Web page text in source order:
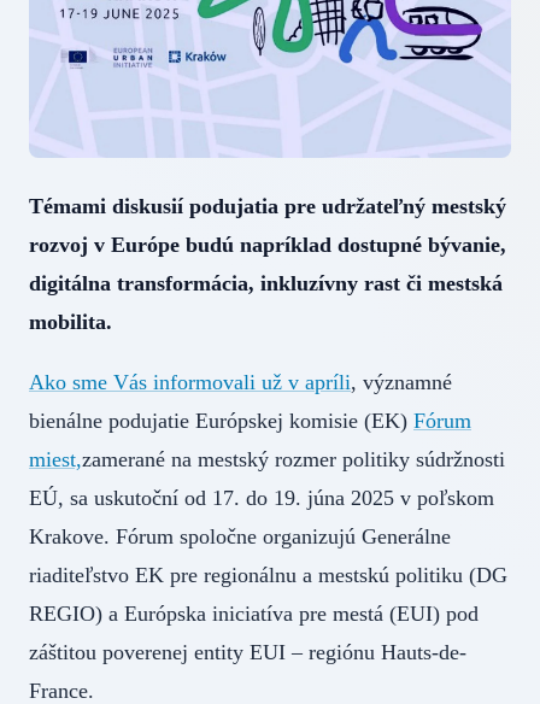
Témami diskusií podujatia pre udržateľný mestský
rozvoj v Európe budú napríklad dostupné bývanie,
digitálna transformácia, inkluzívny rast či mestská
mobilita.
Ako sme Vás informovali už v apríli, významné
bienálne podujatie Európskej komisie (EK) Fórum
miest,zamerané na mestský rozmer politiky súdržnosti
EÚ, sa uskutoční od 17. do 19. júna 2025 v poľskom
Krakove. Fórum spoločne organizujú Generálne
riaditeľstvo EK pre regionálnu a mestskú politiku (DG
REGIO) a Európska iniciatíva pre mestá (EUI) pod
záštitou poverenej entity EUI – regiónu Hauts-de-
France.